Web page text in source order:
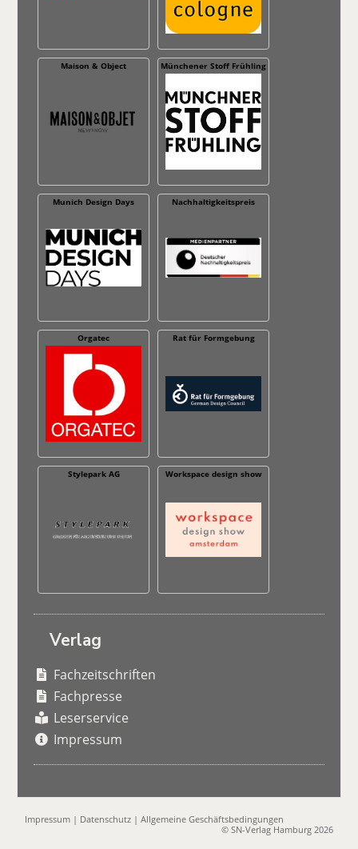
Maison & Object Münchener Stoff Frühling
Munich Design Days Nachhaltig­keitspreis
Orgatec Rat für Formgebung
Stylepark AG Workspace design show
Verlag
Fachzeitschriften
Fachpresse
Leserservice
Impressum
Impressum | Datenschutz |Allgemeine Geschäftsbedingungen
© SN-Verlag Hamburg 2026